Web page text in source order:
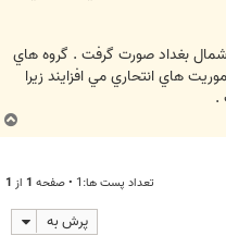
بغداد صورت گرفت . گروه هاي
هاي انتحاري مي افزايند زيرا
.
تعداد پست ها:1 • صفحه 1 از 1
پرش به